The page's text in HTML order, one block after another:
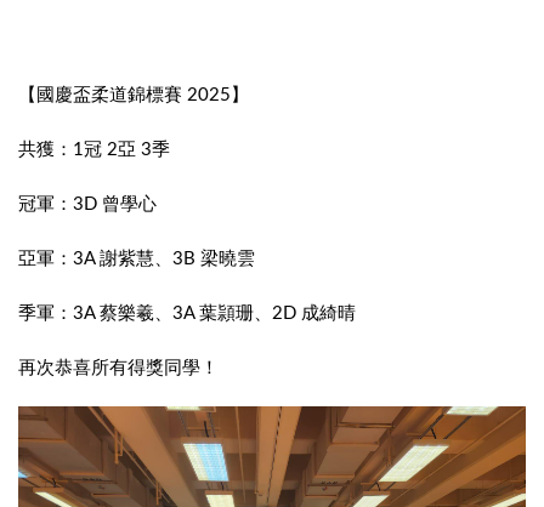
【國慶盃柔道錦標賽 2025】
共獲：1冠 2亞 3季
冠軍：3D 曾學心
亞軍：3A 謝紫慧、3B 梁曉雲
季軍：3A 蔡樂羲、3A 葉頴珊、2D 成綺晴
再次恭喜所有得獎同學！